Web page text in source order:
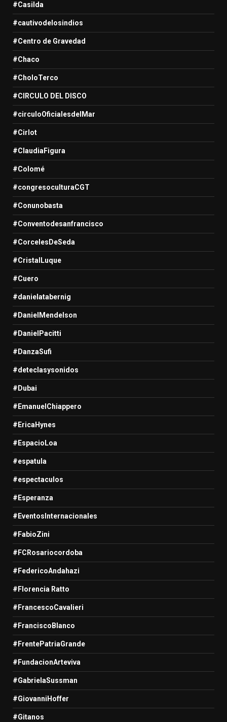
#Casilda
#cautivodelosindios
#Centro de Gravedad
#Chaco
#CholoTerco
#CIRCULO DEL DISCO
#circuloOficialesdelMar
#Cirlot
#ClaudiaFigura
#Colomé
#congresoculturaCGT
#Conunobasta
#Conventodesanfrancisco
#CorcelesDeSeda
#CristalLuque
#Cuero
#danielatabernig
#DanielMendelson
#DanielPacitti
#DanzaSufi
#deteclasysonidos
#Dubai
#EmanuelChiappero
#EricaHynes
#EspacioLoa
#espatula
#espectaculos
#Esperanza
#EventosInternacionales
#FabioZini
#FCRosariocordoba
#FedericoAndahazi
#Florencia Ratto
#FrancescoCavalieri
#FranciscoBlanco
#FrentePatriaGrande
#FundacionArteviva
#GabrielaSussman
#GiovanniHoffer
#Gitanos